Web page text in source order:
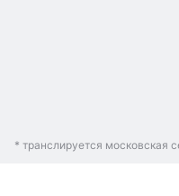
* транслируется московская